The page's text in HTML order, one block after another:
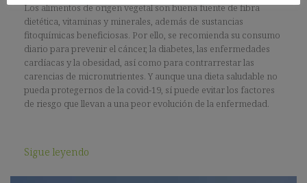
Los alimentos de origen vegetal son buena fuente de fibra
dietética, vitaminas y minerales, además de sustancias
fitoquímicas beneficiosas. Por ello, se recomienda su consumo
diario para prevenir el cáncer, la diabetes, las enfermedades
cardíacas y la obesidad, así como para contrarrestar las
carencias de micronutrientes. Y aunque una dieta saludable no
pueda protegernos de la covid-19, sí puede evitar los factores
de riesgo que llevan a una peor evolución de la enfermedad.
Sigue leyendo